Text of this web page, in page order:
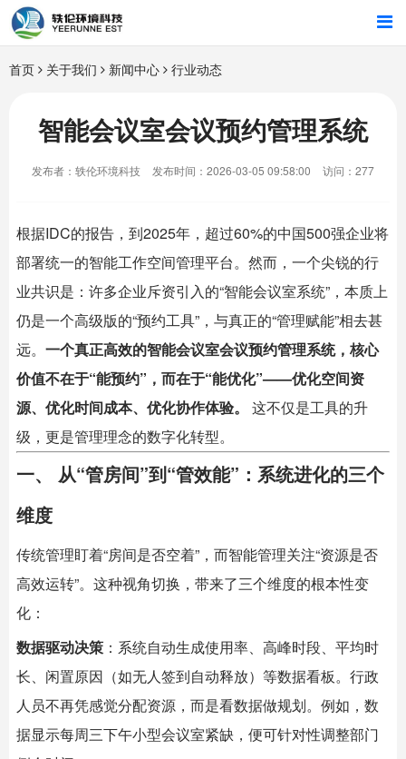
首页
行业解决方案
智能硬件
关于我们
首页 关于我们 新闻中心 行业动态
智能会议室会议预约管理系统
发布者：轶伦环境科技 发布时间：2026-03-05 09:58:00 访问：277
根据IDC的报告，到2025年，超过60%的中国500强企业将
部署统一的智能工作空间管理平台。然而，一个尖锐的行
业共识是：许多企业斥资引入的“智能会议室系统”，本质上
仍是一个高级版的“预约工具”，与真正的“管理赋能”相去甚
远。 一个真正高效的智能会议室会议预约管理系统，核心
价值不在于“能预约”，而在于“能优化”——优化空间资
源、优化时间成本、优化协作体验。
这不仅是工具的升
级，更是管理理念的数字化转型。
一、 从“管房间”到“管效能”：系统进化的三个
维度
传统管理盯着“房间是否空着”，而智能管理关注“资源是否
高效运转”。这种视角切换，带来了三个维度的根本性变
化：
数据驱动决策 ：系统自动生成使用率、高峰时段、平均时
长、闲置原因（如无人签到自动释放）等数据看板。行政
人员不再凭感觉分配资源，而是看数据做规划。例如，数
据显示每周三下午小型会议室紧缺，便可针对性调整部门